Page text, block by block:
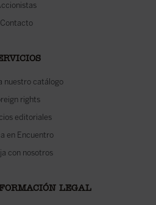
Contacto
nuestro catálogo
rights
editoriales
en Encuentro
con nosotros
LEGAL